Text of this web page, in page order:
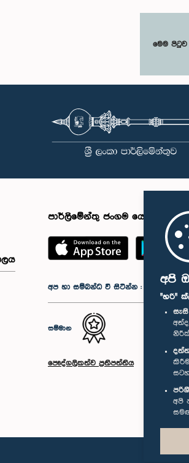
අපි
"හරි"
සැසි
අපි
මෙම පිටුව
පාර්ලිමේන්තු ජංගම යෙදුම
අප හා සම්බන්ධ වී සිටින්න :
සම්මාන
පෞද්ගලිකත්ව ප්‍රතිපත්තිය